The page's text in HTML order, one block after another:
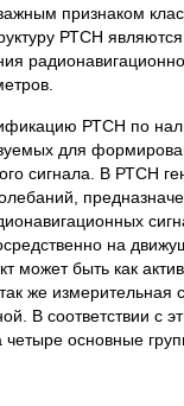
признаком
РТСН
РТСН по
для
сигнала. В РТСН
на
может быть как
же измерительная
В соответствии с
четыре основные